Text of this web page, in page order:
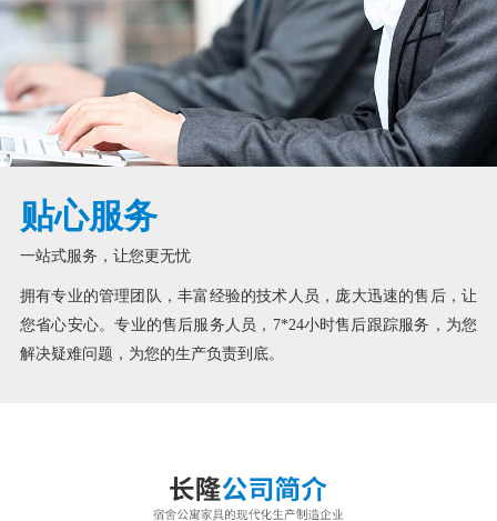
贴心服务
一站式服务，让您更无忧
拥有专业的管理团队，丰富经验的技术人员，庞大迅速的售后，让
您省心安心。专业的售后服务人员，7*24小时售后跟踪服务，为您
解决疑难问题，为您的生产负责到底。